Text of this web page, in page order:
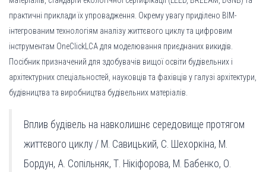
практичні приклади їх упровадження. Окрему увагу приділено ВІМ-
інтегрованим технологіям аналізу життєвого циклу та цифровим
інструментам OneClickLCA для моделювання приєднаних викидів.
Посібник призначений для здобувачів вищої освіти будівельних і
архітектурних спеціальностей, науковців та фахівців у галузі архітектури,
будівництва та виробництва будівельних матеріалів.
Вплив будівель на навколишнє середовище протягом
життєвого циклу / М. Савицький, С. Шехоркіна, М.
Бордун, А. Сопільняк, Т. Нікіфорова, М. Бабенко, О.